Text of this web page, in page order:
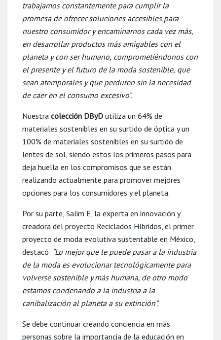
trabajamos constantemente para cumplir la
promesa de ofrecer soluciones accesibles para
nuestro consumidor y encaminarnos cada vez más,
en desarrollar productos más amigables con el
planeta y con ser humano, comprometiéndonos con
el presente y el futuro de la moda sostenible, que
sean atemporales y que perduren sin la necesidad
de caer en el consumo excesivo”.
Nuestra colección DByD utiliza un 64% de
materiales sostenibles en su surtido de óptica y un
100% de materiales sostenibles en su surtido de
lentes de sol, siendo estos los primeros pasos para
deja huella en los compromisos que se están
realizando actualmente para promover mejores
opciones para los consumidores y el planeta.
Por su parte, Salim E, la experta en innovación y
creadora del proyecto Reciclados Híbridos, el primer
proyecto de moda evolutiva sustentable en México,
destacó: “Lo mejor que le puede pasar a la industria
de la moda es evolucionar tecnológicamente para
volverse sostenible y más humana, de otro modo
estamos condenando a la industria a la
canibalización al planeta a su extinción”.
Se debe continuar creando conciencia en más
personas sobre la importancia de la educación en